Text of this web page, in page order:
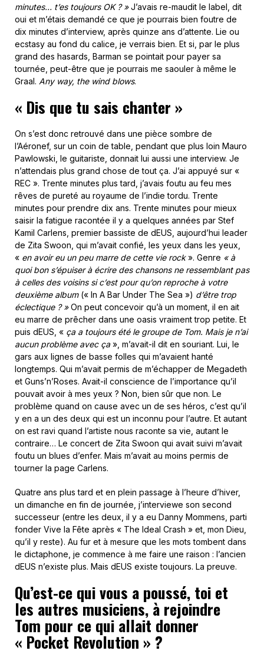
minutes… t’es toujours OK ? »J’avais re-maudit le label, dit
oui et m’étais demandé ce que je pourrais bien foutre de
dix minutes d’interview, après quinze ans d’attente. Lie ou
ecstasy au fond du calice, je verrais bien. Et si, par le plus
grand des hasards, Barman se pointait pour payer sa
tournée, peut-être que je pourrais me saouler à même le
Graal. Any way, the wind blows.
« Dis que tu sais chanter »
On s’est donc retrouvé dans une pièce sombre de
l’Aéronef, sur un coin de table, pendant que plus loin Mauro
Pawlowski, le guitariste, donnait lui aussi une interview. Je
n’attendais plus grand chose de tout ça. J’ai appuyé sur «
REC ». Trente minutes plus tard, j’avais foutu au feu mes
rêves de pureté au royaume de l’indie tordu. Trente
minutes pour prendre dix ans. Trente minutes pour mieux
saisir la fatigue racontée il y a quelques années par Stef
Kamil Carlens, premier bassiste de dEUS, aujourd’hui leader
de Zita Swoon, qui m’avait confié, les yeux dans les yeux,
« en avoir eu un peu marre de cette vie rock». Genre « à
quoi bon s’épuiser à écrire des chansons ne ressemblant pas
à celles des voisins si c’est pour qu’on reproche à votre
deuxième album (« In A Bar Under The Sea ») d’être trop
éclectique ? »On peut concevoir qu’à un moment, il en ait
eu marre de prêcher dans une oasis vraiment trop petite. Et
puis dEUS, « ça a toujours été le groupe de Tom. Mais je n’ai
aucun problème avec ça», m’avait-il dit en souriant. Lui, le
gars aux lignes de basse folles qui m’avaient hanté
longtemps. Qui m’avait permis de m’échapper de Megadeth
et Guns’n’Roses. Avait-il conscience de l’importance qu’il
pouvait avoir à mes yeux ? Non, bien sûr que non. Le
problème quand on cause avec un de ses héros, c’est qu’il
y en a un des deux qui est un inconnu pour l’autre. Et autant
on est ravi quand l’artiste nous raconte sa vie, autant le
contraire… Le concert de Zita Swoon qui avait suivi m’avait
foutu un blues d’enfer. Mais m’avait au moins permis de
tourner la page Carlens.
Quatre ans plus tard et en plein passage à l’heure d’hiver,
un dimanche en fin de journée, j’interviewe son second
successeur (entre les deux, il y a eu Danny Mommens, parti
fonder Vive la Fête après « The Ideal Crash » et, mon Dieu,
qu’il y reste). Au fur et à mesure que les mots tombent dans
le dictaphone, je commence à me faire une raison : l’ancien
dEUS n’existe plus. Mais dEUS existe toujours. La preuve.
Qu’est-ce qui vous a poussé, toi et
les autres musiciens, à rejoindre
Tom pour ce qui allait donner
« Pocket Revolution » ?